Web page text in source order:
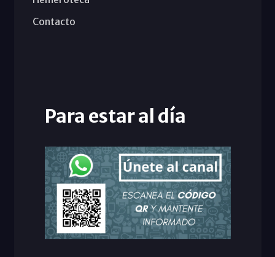
Contacto
Para estar al día